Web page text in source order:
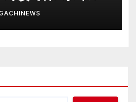
可愛い」「最上級
(J-CASTニュース)